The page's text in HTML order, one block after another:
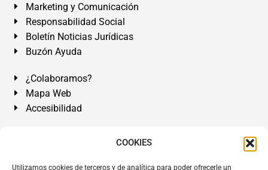
COOKIES
Utilizamos cookies de terceros y de analítica para poder ofrecerle un
Marketing y Comunicación
Responsabilidad Social
Boletín Noticias Jurídicas
Buzón Ayuda
¿Colaboramos?
Mapa Web
Accesibilidad
Álvarez Abogados Tenerife:Calle Teobaldo Power Nº 7,